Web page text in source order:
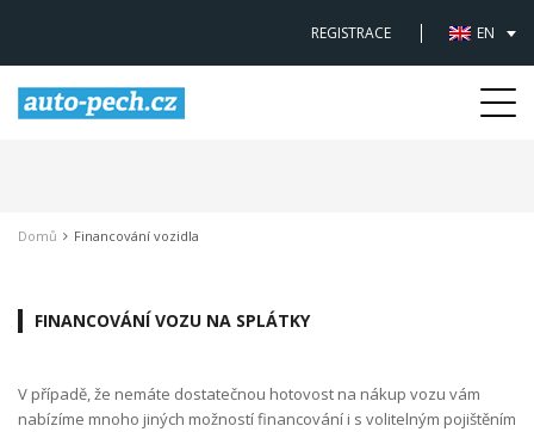
REGISTRACE EN
Domů Financování vozidla
FINANCOVÁNÍ VOZU NA SPLÁTKY
V případě, že nemáte dostatečnou hotovost na nákup vozu vám
nabízíme mnoho jiných možností financování i s volitelným pojištěním